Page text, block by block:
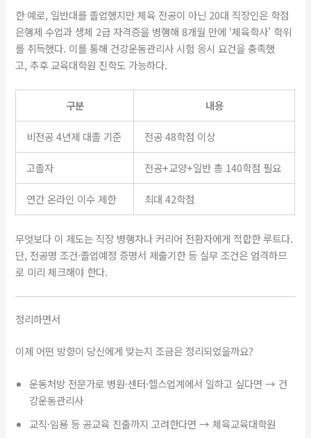
한 예로, 일반대를 졸업했지만 체육 전공이 아닌 20대 직장인은 학점
은행제 수업과 생체 2급 자격증을 병행해 8개월 만에 ‘체육학사’ 학위
를 취득했다. 이를 통해 건강운동관리사 시험 응시 요건을 충족했
고, 추후 교육대학원 진학도 가능하다.
구분 내용
비전공 4년제 대졸 기준 전공 48학점 이상
고졸자 전공+교양+일반 총 140학점 필요
연간 온라인 이수 제한 최대 42학점
무엇보다 이 제도는 직장 병행자나 커리어 전환자에게 적합한 루트다.
단, 전공명 조건·졸업예정 증명서 제출기한 등 실무 조건은 엄격하므
로 미리 체크해야 한다.
정리하면서
이제 어떤 방향이 당신에게 맞는지 조금은 정리되었을까요?
운동처방 전문가로 병원·센터·헬스업계에서 일하고 싶다면 → 건
강운동관리사
교직·임용 등 공교육 진출까지 고려한다면 → 체육교육대학원